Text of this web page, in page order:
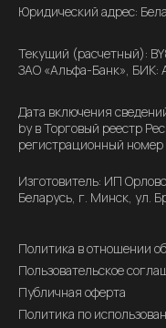
Юридический адрес:
Текущий (расчетный):
ЗАО «Альфа-Банк», БИК:
Дата включения
by в Торговый реестр
регистрационный
Изготовитель: ИП
Беларусь, г. Минск, ул.
Политика по
Публичная оферта
Пользовательское
Политика в отношении